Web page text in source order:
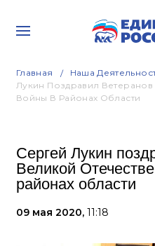
Главная Наша
Лукин Поздравил
Войны В Районах Области
Сергей Лукин
Великой
районах области
09 мая 2020, 11:18